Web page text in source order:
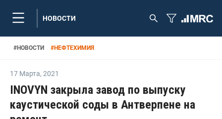
НОВОСТИ
#НОВОСТИ #НЕФТЕХИМИЯ
17 Марта, 2021
INOVYN закрыла завод по выпуску
каустической соды в Антверпене на